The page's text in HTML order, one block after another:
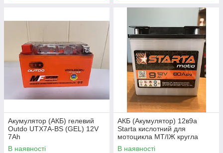
Акумулятор (АКБ) гелевий
Outdo UTX7A-BS (GEL) 12V
7Ah
В наявності
АКБ (Акумулятор) 12в9а
Starta кислотний для
мотоцикла МТ/ІЖ кругла
клема
В наявності